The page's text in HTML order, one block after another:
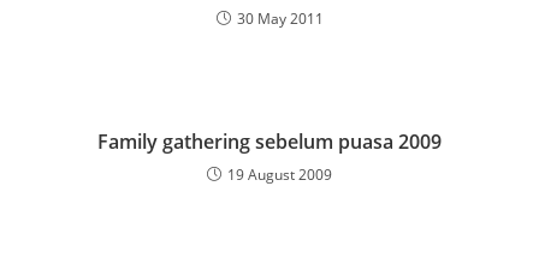
30 May 2011
Family gathering sebelum puasa 2009
19 August 2009